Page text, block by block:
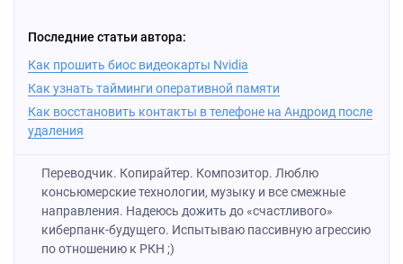
Последние статьи автора:
Как прошить биос видеокарты Nvidia
Как узнать тайминги оперативной памяти
Как восстановить контакты в телефоне на Андроид после
удаления
Переводчик. Копирайтер. Композитор. Люблю
консьюмерские технологии, музыку и все смежные
направления. Надеюсь дожить до «счастливого»
киберпанк-будущего. Испытываю пассивную агрессию
по отношению к РКН ;)